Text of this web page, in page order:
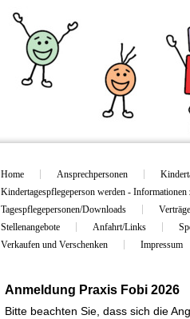
Home Ansprechpersonen
Kindertagespflegeperson werden -
Tagespflegepersonen/Downloads
Stellenangebote
Anfahrt/Links
Verkaufen und Verschenken
Impressum
Anmeldung Praxis Fobi 2026
Bitte beachten Sie, dass sich die